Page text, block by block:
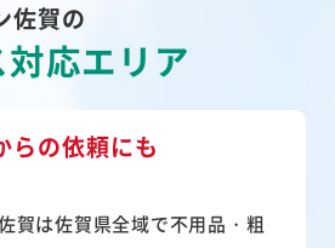
佐賀の
応エリア
らの依頼にも
賀は佐賀県全域で不用品・粗